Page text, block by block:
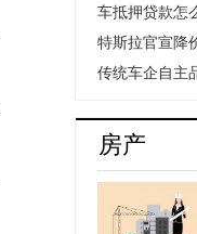
量提升超1.4
车抵押贷款怎
贷款程序是怎
特斯拉官宣降
图明显
传统车企自主
房产